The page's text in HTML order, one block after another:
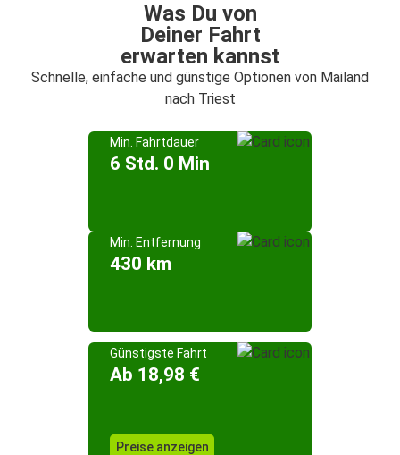
Was Du von
Deiner Fahrt
erwarten kannst
Schnelle, einfache und günstige Optionen von Mailand
nach Triest
Min. Fahrtdauer
6 Std. 0 Min
Min. Entfernung
430 km
Günstigste Fahrt
Ab 18,98 €
Preise anzeigen